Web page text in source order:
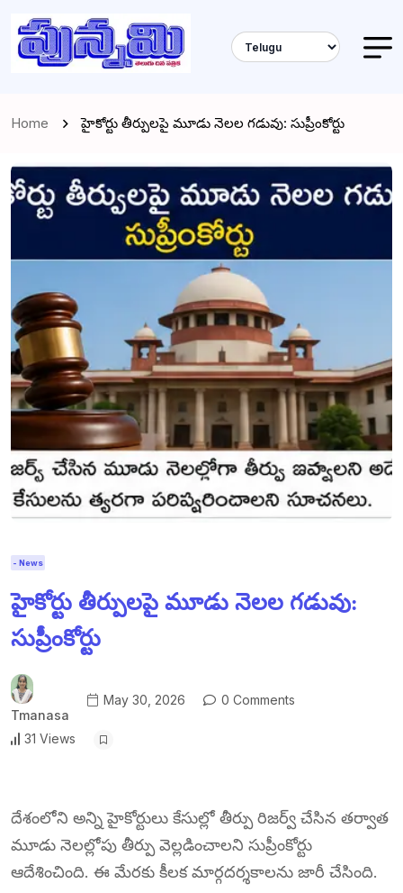
Home హైకోర్టు తీర్పులపై మూడు నెలల గడువు: సుప్రీంకోర్టు
- News
హైకోర్టు తీర్పులపై మూడు నెలల గడువు:
సుప్రీంకోర్టు
Tmanasa
May 30, 2026 0 Comments
31 Views
దేశంలోని అన్ని హైకోర్టులు కేసుల్లో తీర్పు రిజర్వ్ చేసిన తర్వాత
మూడు నెలల్లోపు తీర్పు వెల్లడించాలని సుప్రీంకోర్టు
ఆదేశించింది. ఈ మేరకు కీలక మార్గదర్శకాలను జారీ చేసింది.